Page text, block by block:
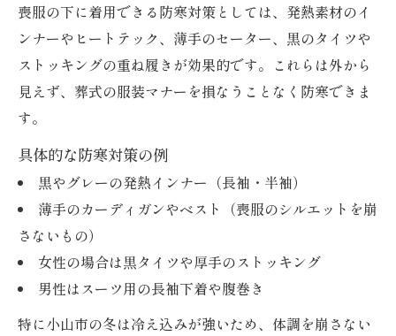
喪服の下に着用できる防寒対策としては、発熱素材のイ
ンナーやヒートテック、薄手のセーター、黒のタイツや
ストッキングの重ね履きが効果的です。これらは外から
見えず、葬式の服装マナーを損なうことなく防寒できま
す。
具体的な防寒対策の例
黒やグレーの発熱インナー（長袖・半袖）
薄手のカーディガンやベスト（喪服のシルエットを崩
さないもの）
女性の場合は黒タイツや厚手のストッキング
男性はスーツ用の長袖下着や腹巻き
特に小山市の冬は冷え込みが強いため、体調を崩さない